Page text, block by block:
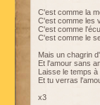
C'est comme la
C'est comme les
C'est comme
C'est comme le
Mais un chagrin
Et l'amour sans
Laisse le temps
Et tu verras
x3